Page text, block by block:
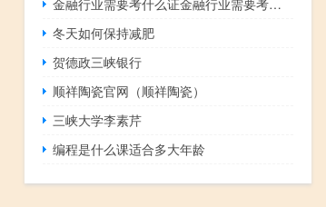
冬天如何保持减肥
贺德政三峡银行
顺祥陶瓷官网（顺祥陶瓷）
三峡大学李素芹
编程是什么课适合多大年龄